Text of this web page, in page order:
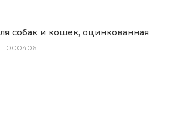
собак и кошек, оцинкованная
: 000406